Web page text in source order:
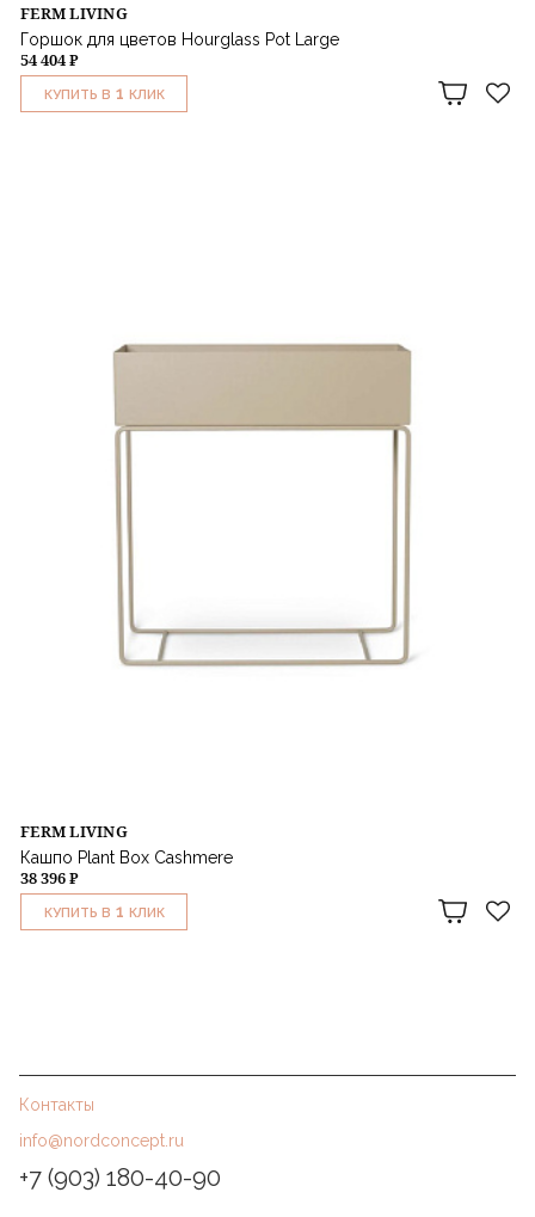
FERM LIVING
Горшок для цветов Hourglass Pot Large
54 404 ₽
КУПИТЬ В 1 КЛИК
FERM LIVING
Кашпо Plant Box Cashmere
38 396 ₽
КУПИТЬ В 1 КЛИК
Контакты
info@nordconcept.ru
+7 (903) 180-40-90